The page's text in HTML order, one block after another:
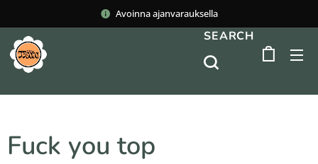
Avoinna ajanvarauksella
SEARCH
Fuck you top